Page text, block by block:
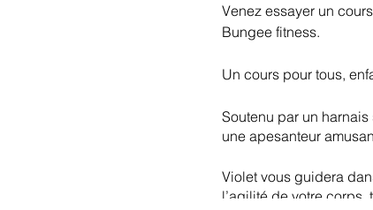
Venez essayer un
Bungee fitness.
Un cours pour tous,
Soutenu par un
une apesanteur
Violet vous guidera
l’agilité de votre corps,